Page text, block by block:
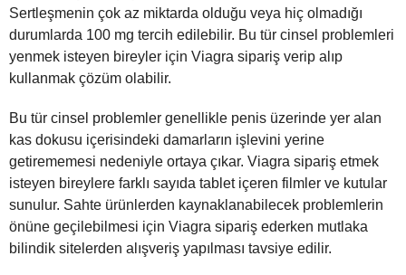
Sertleşmenin çok az miktarda olduğu veya hiç olmadığı
durumlarda 100 mg tercih edilebilir. Bu tür cinsel problemleri
yenmek isteyen bireyler için Viagra sipariş verip alıp
kullanmak çözüm olabilir.
Bu tür cinsel problemler genellikle penis üzerinde yer alan
kas dokusu içerisindeki damarların işlevini yerine
getirememesi nedeniyle ortaya çıkar. Viagra sipariş etmek
isteyen bireylere farklı sayıda tablet içeren filmler ve kutular
sunulur. Sahte ürünlerden kaynaklanabilecek problemlerin
önüne geçilebilmesi için Viagra sipariş ederken mutlaka
bilindik sitelerden alışveriş yapılması tavsiye edilir.